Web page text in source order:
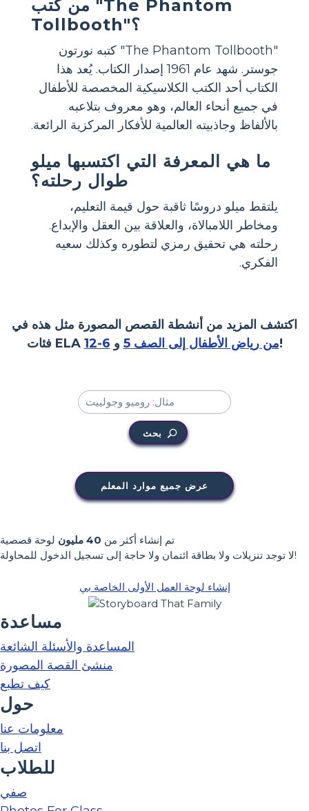
من كتب "The Phantom
Tollbooth"؟
"The Phantom Tollbooth" كتبه نورتون
جوستر. شهد عام 1961 إصدار الكتاب. يُعد هذا
الكتاب أحد الكتب الكلاسيكية المخصصة للأطفال
في جميع أنحاء العالم، وهو معروف بتلاعبه
بالألفاظ وجاذبيته العالمية للأفكار المركزية الرائعة.
ما هي المعرفة التي اكتسبها ميلو
طوال رحلته؟
يلتقط ميلو دروسًا ثاقبة حول قيمة التعليم،
ومخاطر اللامبالاة، والعلاقة بين العقل والإبداع.
رحلته هي تحقيق رمزي لتطوره وكذلك سعيه
الفكري.
اكتشف المزيد من أنشطة القصص المصورة مثل هذه في
فئات ELA
من رياض الأطفال إلى الصف 5 و 6-12 !
بحث
عرض جميع موارد المعلم
تم إنشاء أكثر من 40 مليون
لوحة قصصية
لا توجد تنزيلات ولا بطاقة ائتمان ولا حاجة إلى تسجيل الدخول للمحاولة!
إنشاء لوحة العمل الأولى الخاصة بي
مساعدة
المساعدة والأسئلة الشائعة
منشئ القصة المصورة
كيف تطبع
حول
معلومات عنا
اتصل بنا
للطلاب
صفي